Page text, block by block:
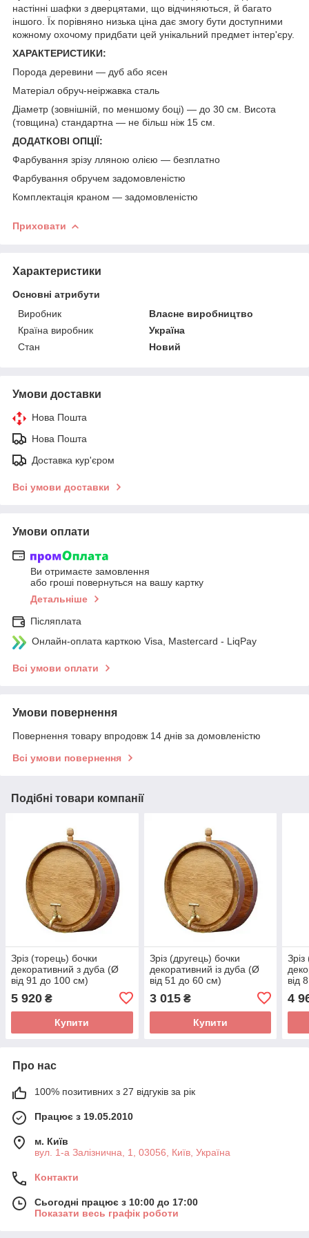
настінні шафки з дверцятами, що відчиняються, й багато
іншого. Їх порівняно низька ціна дає змогу бути доступними
кожному охочому придбати цей унікальний предмет інтер'єру.
ХАРАКТЕРИСТИКИ:
Порода деревини — дуб або ясен
Матеріал обруч-неіржавка сталь
Діаметр (зовнішній, по меншому боці) — до 30 см. Висота
(товщина) стандартна — не більш ніж 15 см.
ДОДАТКОВІ ОПЦІЇ:
Фарбування зрізу лляною олією — безплатно
Фарбування обручем задомовленістю
Комплектація краном — задомовленістю
Приховати
Характеристики
Основні атрибути
Виробник
Власне виробництво
Країна виробник
Україна
Стан
Новий
Умови доставки
Нова Пошта
Нова Пошта
Доставка кур'єром
Всі умови доставки
Умови оплати
Ви отримаєте замовлення
або гроші повернуться на вашу картку
Детальніше
Післяплата
Онлайн-оплата карткою Visa, Mastercard - LiqPay
Всі умови оплати
Умови повернення
Повернення товару впродовж 14 днів за домовленістю
Всі умови повернення
Подібні товари компанії
Зріз (торець) бочки
декоративний з дуба (Ø
від 91 до 100 см)
5 920 ₴
Купити
Зріз (другець) бочки
декоративний із дуба (Ø
від 51 до 60 см)
3 015₴
Купити
від
4
Про нас
100% позитивних з 27 відгуків за рік
Працює з 19.05.2010
м. Київ
вул. 1-а Залізнична, 1, 03056, Київ, Україна
Контакти
Сьогодні працює з 10:00 до 17:00
Показати весь графік роботи